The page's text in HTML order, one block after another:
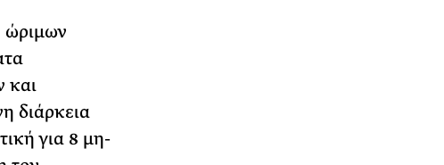
ώριμων
και
διάρκεια
για 8 μη-